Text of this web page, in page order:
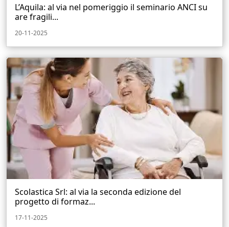
L’Aquila: al via nel pomeriggio il seminario ANCI su
are fragili...
20-11-2025
Scolastica Srl: al via la seconda edizione del
progetto di formaz...
17-11-2025